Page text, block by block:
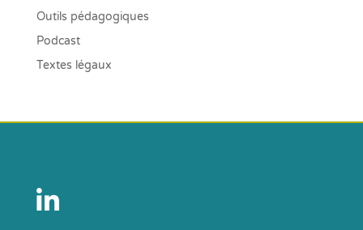
Outils pédagogiques
Podcast
Textes légaux
